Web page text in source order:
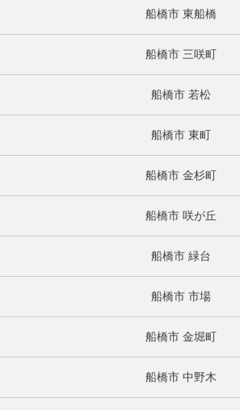
船橋市 東船橋
船橋市 三咲町
船橋市 若松
船橋市 東町
船橋市 金杉町
船橋市 咲が丘
船橋市 緑台
船橋市 市場
船橋市 金堀町
船橋市 中野木